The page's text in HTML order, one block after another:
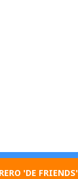
'DE FRIENDS'